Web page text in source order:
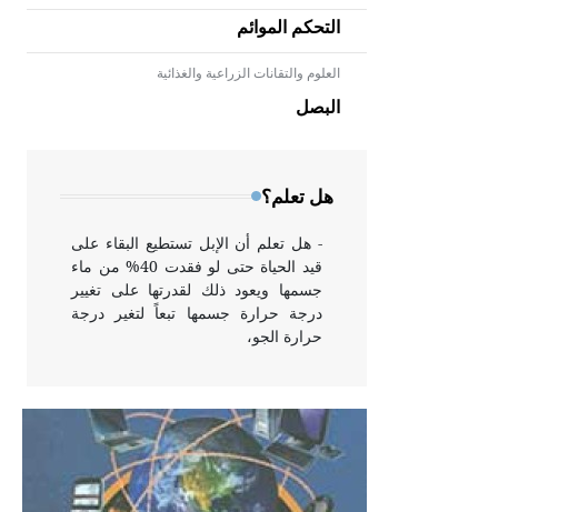
التحكم الموائم
العلوم والتقانات الزراعية والغذائية
البصل
هل تعلم؟
- هل تعلم أن الأبلق نوع من الفنون
الهندسية التي ارتبطت بالعمارة
الإسلامية في بلاد الشام ومصر خاصة،
- هل تعلم أن الإبل تستطيع البقاء على
قيد الحياة حتى لو فقدت 40% من ماء
جسمها ويعود ذلك لقدرتها على تغيير
درجة حرارة جسمها تبعاً لتغير درجة
حرارة الجو،
- هل تعلم أن أبقراط كتب في الطب
أربعة مؤلفات هي: الحكم، الأدلة، تنظيم
التغذية، ورسالته في جروح الرأس.
ويعود له الفضل بأنه حرر الطب من
الدين والفلسفة.